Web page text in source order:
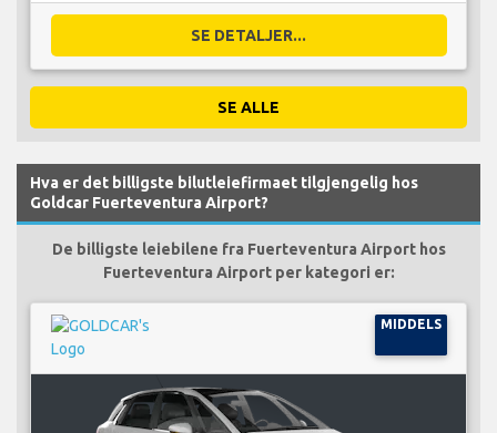
SE DETALJER...
SE ALLE
Hva er det billigste bilutleiefirmaet tilgjengelig hos
Goldcar Fuerteventura Airport?
De billigste leiebilene fra Fuerteventura Airport hos
Fuerteventura Airport per kategori er:
MIDDELS